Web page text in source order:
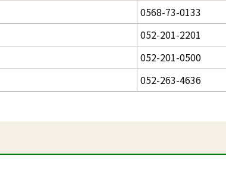
0568-73-0133
052-201-2201
052-201-0500
052-263-4636